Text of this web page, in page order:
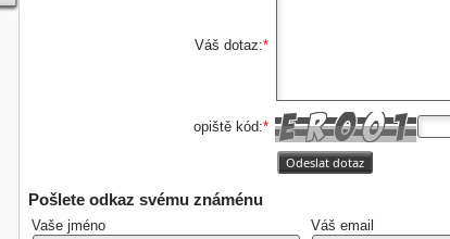
Váš dotaz:*
opiště kód:*
Pošlete odkaz svému známénu
Vaše jméno Váš email